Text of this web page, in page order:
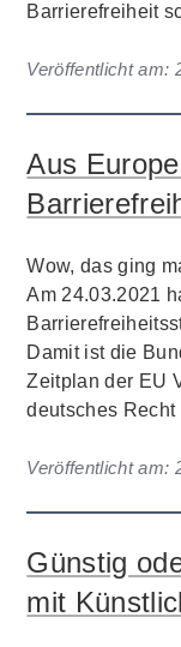
Barrierefreiheit
Veröffentlicht am:
Aus
Wow, das ging
Am 24.03.2021
Damit ist die
Zeitplan der EU
deutsches Recht
Veröffentlicht am:
Günstig
mit